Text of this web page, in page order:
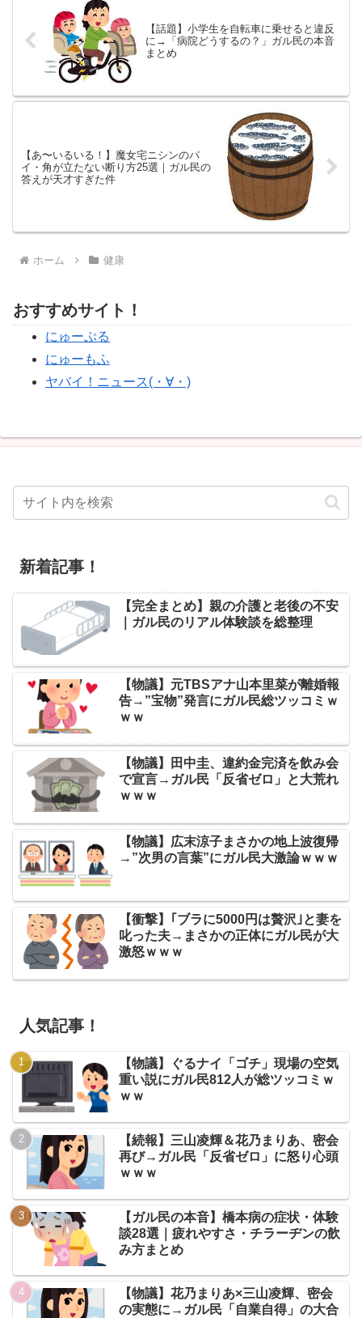
【話題】小学生を自転車に乗せると違反
に→「病院どうするの？」ガル民の本音
まとめ
【あ〜いるいる！】魔女宅ニシンのパ
イ・角が立たない断り方25選｜ガル民の
答えが天才すぎた件
ホーム 健康
おすすめサイト！
にゅーぷる
にゅーもふ
ヤバイ！ニュース(・∀・)
新着記事！
【完全まとめ】親の介護と老後の不安
｜ガル民のリアル体験談を総整理
【物議】元TBSアナ山本里菜が離婚報
告→”宝物”発言にガル民総ツッコミｗ
ｗｗ
【物議】田中圭、違約金完済を飲み会
で宣言→ガル民「反省ゼロ」と大荒れ
ｗｗｗ
【物議】広末涼子まさかの地上波復帰
→”次男の言葉”にガル民大激論ｗｗｗ
【衝撃】｢ブラに5000円は贅沢｣と妻を
叱った夫→まさかの正体にガル民が大
激怒ｗｗｗ
人気記事！
【物議】ぐるナイ「ゴチ」現場の空気
重い説にガル民812人が総ツッコミｗ
ｗｗ
【続報】三山凌輝＆花乃まりあ、密会
再び→ガル民「反省ゼロ」に怒り心頭
ｗｗｗ
【ガル民の本音】橋本病の症状・体験
談28選｜疲れやすさ・チラーヂンの飲
み方まとめ
【物議】花乃まりあ×三山凌輝、密会
の実態に→ガル民「自業自得」の大合